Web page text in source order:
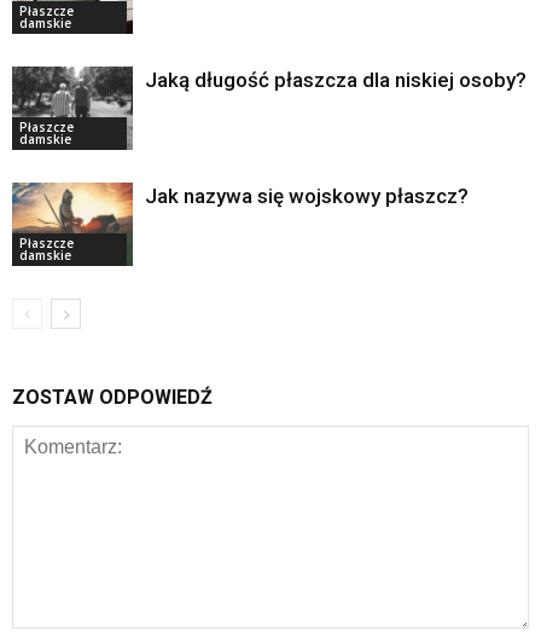
Płaszcze
damskie
Płaszcze
damskie
Jaką długość płaszcza dla niskiej osoby?
Płaszcze
damskie
Jak nazywa się wojskowy płaszcz?
ZOSTAW ODPOWIEDŹ